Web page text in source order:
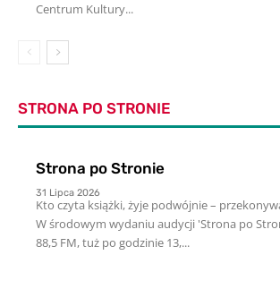
Centrum Kultury...
STRONA PO STRONIE
Strona po Stronie
31 Lipca 2026
Kto czyta książki, żyje podwójnie –
W środowym wydaniu audycji 'Strona po
88,5 FM, tuż po godzinie 13,...